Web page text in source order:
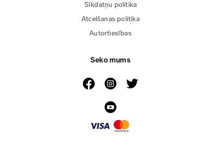
Sīkdatņu politika
Atcelšanas politika
Autortiesības
Seko mums